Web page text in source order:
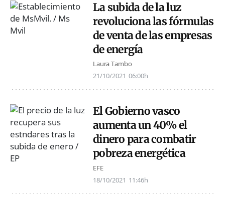
La subida de la luz
revoluciona las fórmulas
de venta de las empresas
de energía
Laura Tambo
21/10/2021 06:00h
El Gobierno vasco
aumenta un 40% el
dinero para combatir
pobreza energética
EFE
18/10/2021 11:46h